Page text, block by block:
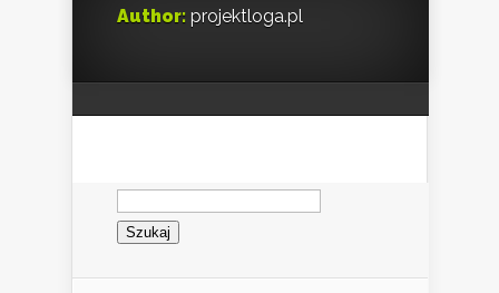
Author: projektloga.pl
Szukaj: